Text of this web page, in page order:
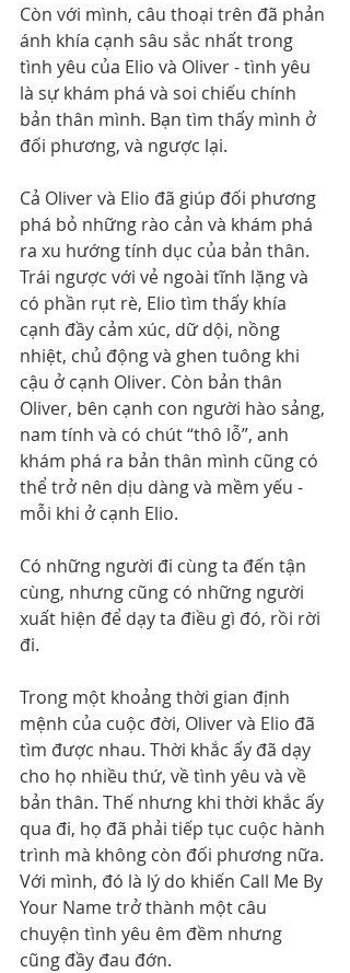
Còn với mình, câu thoại trên đã phản
ánh khía cạnh sâu sắc nhất trong
tình yêu của Elio và Oliver - tình yêu
là sự khám phá và soi chiếu chính
bản thân mình. Bạn tìm thấy mình ở
đối phương, và ngược lại.
Cả Oliver và Elio đã giúp đối phương
phá bỏ những rào cản và khám phá
ra xu hướng tính dục của bản thân.
Trái ngược với vẻ ngoài tĩnh lặng và
có phần rụt rè, Elio tìm thấy khía
cạnh đầy cảm xúc, dữ dội, nồng
nhiệt, chủ động và ghen tuông khi
cậu ở cạnh Oliver. Còn bản thân
Oliver, bên cạnh con người hào sảng,
nam tính và có chút “thô lỗ”, anh
khám phá ra bản thân mình cũng có
thể trở nên dịu dàng và mềm yếu -
mỗi khi ở cạnh Elio.
Có những người đi cùng ta đến tận
cùng, nhưng cũng có những người
xuất hiện để dạy ta điều gì đó, rồi rời
đi.
Trong một khoảng thời gian định
mệnh của cuộc đời, Oliver và Elio đã
tìm được nhau. Thời khắc ấy đã dạy
cho họ nhiều thứ, về tình yêu và về
bản thân. Thế nhưng khi thời khắc ấy
qua đi, họ đã phải tiếp tục cuộc hành
trình mà không còn đối phương nữa.
Với mình, đó là lý do khiến Call Me By
Your Name trở thành một câu
chuyện tình yêu êm đềm nhưng
cũng đầy đau đớn.